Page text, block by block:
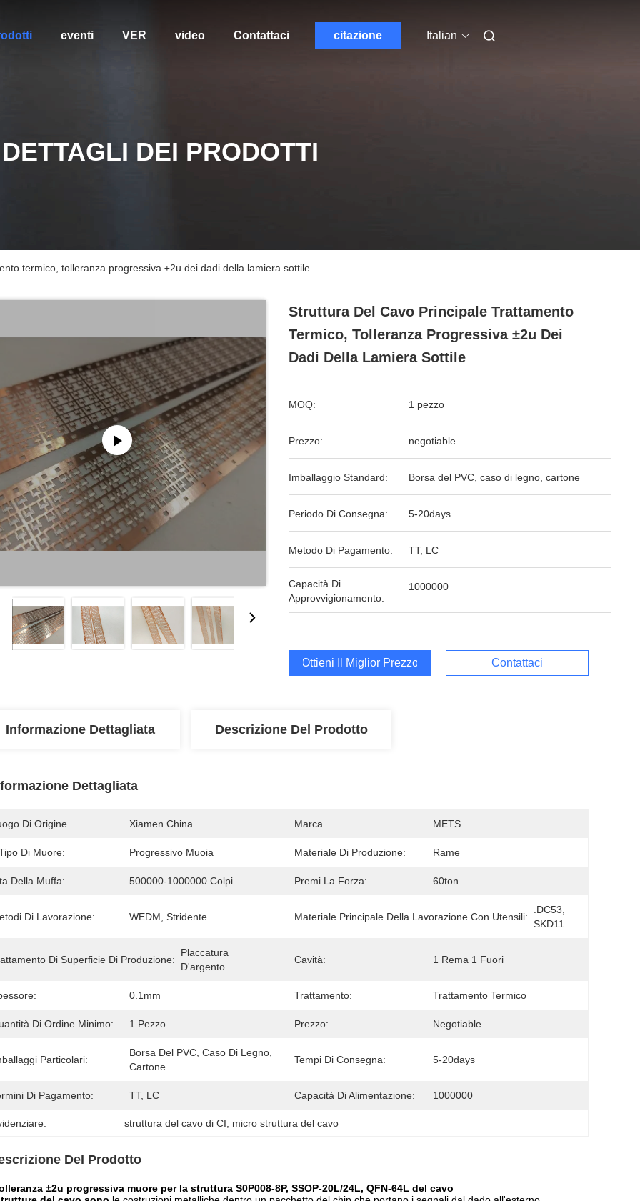
eventi VER video Contattaci citazione Italian
DETTAGLI DEI PRODOTTI
termico, tolleranza progressiva ±2u dei dadi della lamiera sottile
Struttura Del Cavo Principale Trattamento
Termico, Tolleranza Progressiva ±2u Dei
Dadi Della Lamiera Sottile
MOQ: 1 pezzo
Prezzo: negotiable
Imballaggio Standard: Borsa del PVC, caso di legno, cartone
Periodo Di Consegna: 5-20days
Metodo Di Pagamento: TT, LC
Capacità Di
Approvvigionamento:
1000000
Ottieni Il Miglior Prezzo Contattaci
Informazione Dettagliata Descrizione Del Prodotto
Dettagliata
Di Origine Xiamen.China Marca METS
Di Muore: Progressivo Muoia Materiale Di Produzione: Rame
Della Muffa: 500000-1000000 Colpi Premi La Forza: 60ton
Di Lavorazione: WEDM, Stridente Materiale Principale Della Lavorazione Con Utensili:
.DC53,
SKD11
Di Superficie Di Produzione:
Placcatura
D'argento
Cavità: 1 Rema 1 Fuori
0.1mm Trattamento: Trattamento Termico
Di Ordine Minimo: 1 Pezzo Prezzo: Negotiable
Particolari:
Borsa Del PVC, Caso Di Legno,
Cartone
Tempi Di Consegna: 5-20days
Di Pagamento: TT, LC Capacità Di Alimentazione: 1000000
struttura del cavo di CI micro struttura del cavo
Del Prodotto
±2u progressiva muore per la struttura S0P008-8P, SSOP-20L/24L, QFN-64L del cavo